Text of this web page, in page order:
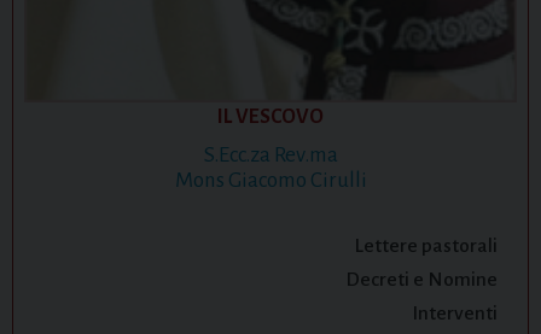
IL VESCOVO
S.Ecc.za Rev.ma
Mons Giacomo Cirulli
Lettere pastorali
Decreti e Nomine
Interventi